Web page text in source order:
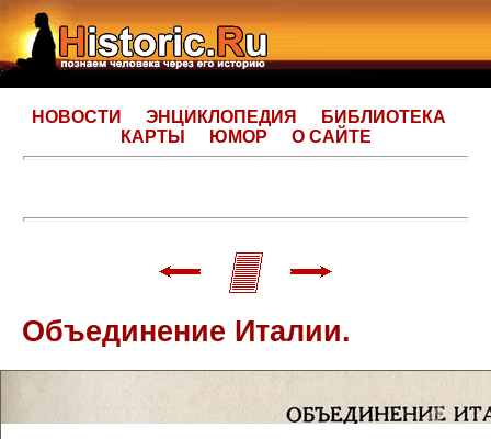
НОВОСТИ ЭНЦИКЛОПЕДИЯ
БИБЛИОТЕКА
КАРТЫ
ЮМОР О САЙТЕ
Объединение Италии.